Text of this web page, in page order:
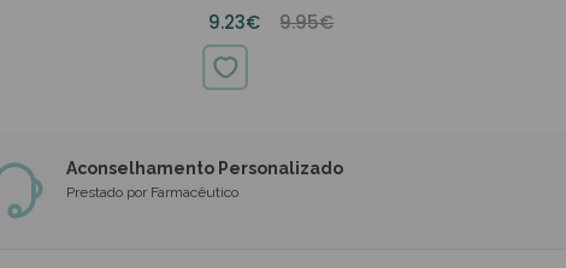
9.23€ 9.95€
Aconselhamento Personalizado
Prestado por Farmacêutico